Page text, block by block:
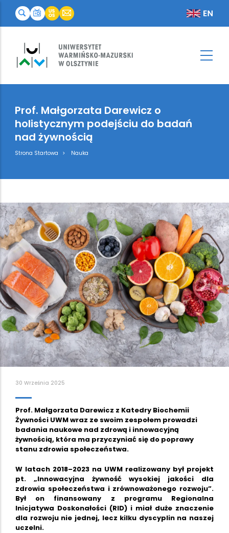
Prof. Małgorzata Darewicz o
holistycznym podejściu do badań
nad żywnością
Breadcrumb
Strona Startowa Nauka
30 Września 2025
Prof. Małgorzata Darewicz z Katedry Biochemii
Żywności UWM wraz ze swoim zespołem prowadzi
badania naukowe nad zdrową i innowacyjną
żywnością, która ma przyczyniać się do poprawy
stanu zdrowia społeczeństwa.
W latach 2018–2023 na UWM realizowany był projekt
pt. „Innowacyjna żywność wysokiej jakości dla
zdrowia społeczeństwa i zrównoważonego rozwoju”.
Był on finansowany z programu Regionalna
Inicjatywa Doskonałości (RID) i miał duże znaczenie
dla rozwoju nie jednej, lecz kilku dyscyplin na naszej
uczelni.